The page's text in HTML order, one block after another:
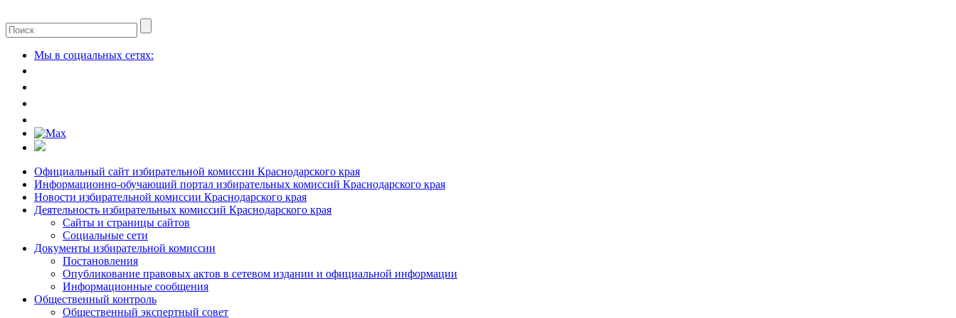
Мы в социальных сетях:
Официальный сайт избирательной комиссии Краснодарского края
Информационно-обучающий портал избирательных комиссий Краснодарского края
Новости избирательной комиссии Краснодарского края
Деятельность избирательных комиссий Краснодарского края
Сайты и страницы сайтов
Социальные сети
Документы избирательной комиссии
Постановления
Опубликование правовых актов в сетевом издании и официальной информации
Информационные сообщения
Общественный контроль
Общественный экспертный совет